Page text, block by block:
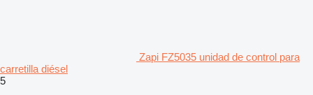
Zapi FZ5035 unidad de control para
carretilla diésel
5